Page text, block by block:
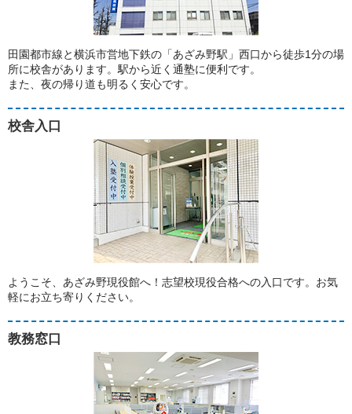
田園都市線と横浜市営地下鉄の「あざみ野駅」西口から徒歩1分の場
所に校舎があります。駅から近く通塾に便利です。
また、夜の帰り道も明るく安心です。
校舎入口
ようこそ、あざみ野現役館へ！志望校現役合格への入口です。お気
軽にお立ち寄りください。
教務窓口